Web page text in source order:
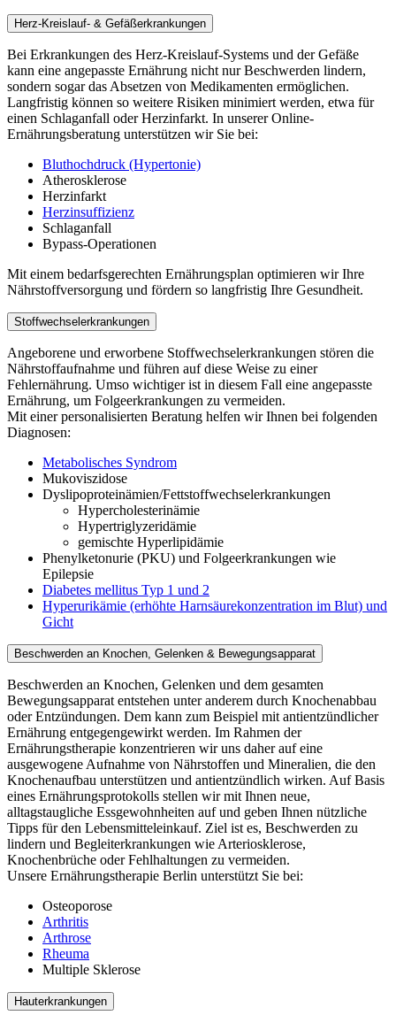
Herz-Kreislauf- & Gefäßerkrankungen
Bei Erkrankungen des Herz-Kreislauf-Systems und der Gefäße
kann eine angepasste Ernährung nicht nur Beschwerden lindern,
sondern sogar das Absetzen von Medikamenten ermöglichen.
Langfristig können so weitere Risiken minimiert werden, etwa für
einen Schlaganfall oder Herzinfarkt. In unserer Online-
Ernährungsberatung unterstützen wir Sie bei:
Bluthochdruck (Hypertonie)
Atherosklerose
Herzinfarkt
Herzinsuffizienz
Schlaganfall
Bypass-Operationen
Mit einem bedarfsgerechten Ernährungsplan optimieren wir Ihre
Nährstoffversorgung und fördern so langfristig Ihre Gesundheit.
Stoffwechselerkrankungen
Angeborene und erworbene Stoffwechselerkrankungen stören die
Nährstoffaufnahme und führen auf diese Weise zu einer
Fehlernährung. Umso wichtiger ist in diesem Fall eine angepasste
Ernährung, um Folgeerkrankungen zu vermeiden.
Mit einer personalisierten Beratung helfen wir Ihnen bei folgenden
Diagnosen:
Metabolisches Syndrom
Mukoviszidose
Dyslipoproteinämien/Fettstoffwechselerkrankungen
Hypercholesterinämie
Hypertriglyzeridämie
gemischte Hyperlipidämie
Phenylketonurie (PKU) und Folgeerkrankungen wie
Epilepsie
Diabetes mellitus Typ 1 und 2
Hyperurikämie (erhöhte Harnsäurekonzentration im Blut) und
Gicht
Beschwerden an Knochen, Gelenken & Bewegungsapparat
Beschwerden an Knochen, Gelenken und dem gesamten
Bewegungsapparat entstehen unter anderem durch Knochenabbau
oder Entzündungen. Dem kann zum Beispiel mit antientzündlicher
Ernährung entgegengewirkt werden. Im Rahmen der
Ernährungstherapie konzentrieren wir uns daher auf eine
ausgewogene Aufnahme von Nährstoffen und Mineralien, die den
Knochenaufbau unterstützen und antientzündlich wirken. Auf Basis
eines Ernährungsprotokolls stellen wir mit Ihnen neue,
alltagstaugliche Essgewohnheiten auf und geben Ihnen nützliche
Tipps für den Lebensmitteleinkauf. Ziel ist es, Beschwerden zu
lindern und Begleiterkrankungen wie Arteriosklerose,
Knochenbrüche oder Fehlhaltungen zu vermeiden.
Unsere Ernährungstherapie Berlin unterstützt Sie bei:
Osteoporose
Arthritis
Arthrose
Rheuma
Multiple Sklerose
Hauterkrankungen